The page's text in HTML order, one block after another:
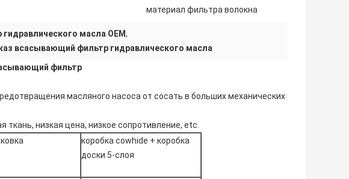
материал фильтра волокна
масла OEM,
всасывающий фильтр гидравлического масла
фильтр
масляного насоса от сосать в больших механических
низкая цена, низкое сопротивление, etc.
коробка cowhide + коробка
доски 5-слоя